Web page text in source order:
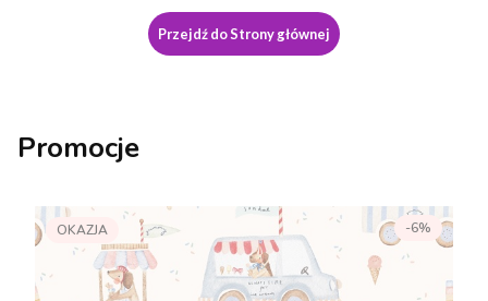
Przejdź do Strony głównej
Promocje
OKAZJA -6%